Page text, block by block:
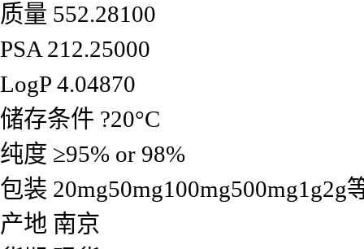
质量 552.28100
PSA 212.25000
LogP 4.04870
储存条件 ?20°C
纯度 ≥95% or 98%
包装 20mg50mg100mg500mg1g2g
产地 南京